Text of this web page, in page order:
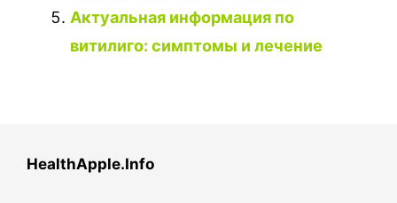
Актуальная информация по
витилиго: симптомы и лечение
HealthApple.Info